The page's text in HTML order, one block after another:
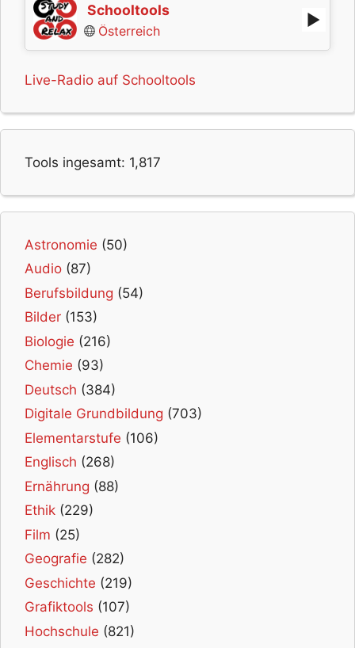
Schooltools
Österreich
Live-Radio auf Schooltools
Tools ingesamt: 1,817
Astronomie (50)
Audio (87)
Berufsbildung (54)
Bilder (153)
Biologie (216)
Chemie (93)
Deutsch (384)
Digitale Grundbildung (703)
Elementarstufe (106)
Englisch (268)
Ernährung (88)
Ethik (229)
Film (25)
Geografie (282)
Geschichte (219)
Grafiktools (107)
Hochschule (821)